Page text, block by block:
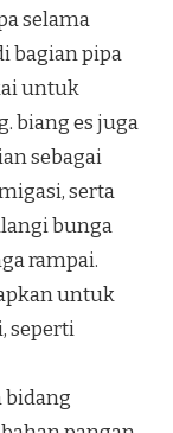
selama
bagian pipa
untuk
biang es juga
sebagai
serta
bunga
rampai.
untuk
seperti
bidang